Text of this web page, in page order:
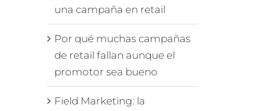
una campaña en retail
Por qué muchas campañas
de retail fallan aunque el
promotor sea bueno
Field Marketing: la